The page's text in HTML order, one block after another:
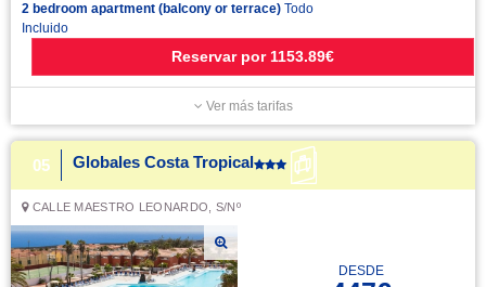
2 bedroom apartment (balcony or terrace) Todo
Incluido
Reservar por 1153.89€
Ver más tarifas
05 Globales Costa Tropical
CALLE MAESTRO LEONARDO, S/Nº
DESDE